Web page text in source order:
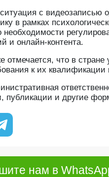
с видеозаписью
в рамках
и онлайн-контента.
отмечается, что в
к их
публикации и другие
нам в